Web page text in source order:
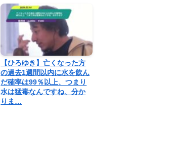
【ひろゆき】亡くなった方
の過去1週間以内に水を飲ん
だ確率は99％以上、つまり
水は猛毒なんですね、分か
りま…